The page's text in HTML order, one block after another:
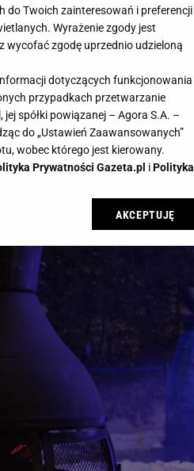
- zimowy ogród może
polskie ogrody - jak
do Twoich zainteresowań i preferencji
Wyrażenie zgody jest
wycofać zgodę uprzednio udzieloną
dotyczących funkcjonowania
przypadkach przetwarzanie
spółki powiązanej – Agora S.A. –
do „Ustawień Zaawansowanych”
wobec którego jest kierowany.
Prywatności Gazeta.pl iPolityka
cookie Gazeta.pl sp. z o.o., jej
dot. przetwarzania danych poprzez
Zmiana ustawień
celach:
urządzenia do celów identyfikacji.
i treści, pomiar reklam i treści,
AKCEPTUJĘ